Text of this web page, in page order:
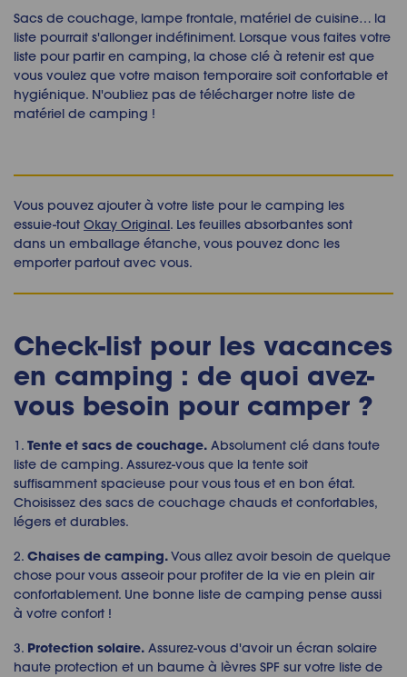
Sacs de couchage, lampe frontale, matériel de cuisine… la
liste pourrait s'allonger indéfiniment. Lorsque vous faites votre
liste pour partir en camping, la chose clé à retenir est que
vous voulez que votre maison temporaire soit confortable et
hygiénique. N'oubliez pas de télécharger notre liste de
matériel de camping !
Vous pouvez ajouter à votre liste pour le camping les
essuie-tout Okay Original. Les feuilles absorbantes sont
dans un emballage étanche, vous pouvez donc les
emporter partout avec vous.
Check-list pour les vacances
en camping : de quoi avez-
vous besoin pour camper ?
1. Tente et sacs de couchage. Absolument clé dans toute
liste de camping. Assurez-vous que la tente soit
suffisamment spacieuse pour vous tous et en bon état.
Choisissez des sacs de couchage chauds et confortables,
légers et durables.
2. Chaises de camping.Vous allez avoir besoin de quelque
chose pour vous asseoir pour profiter de la vie en plein air
confortablement. Une bonne liste de camping pense aussi
à votre confort !
3. Protection solaire. Assurez-vous d'avoir un écran solaire
haute protection et un baume à lèvres SPF sur votre liste de